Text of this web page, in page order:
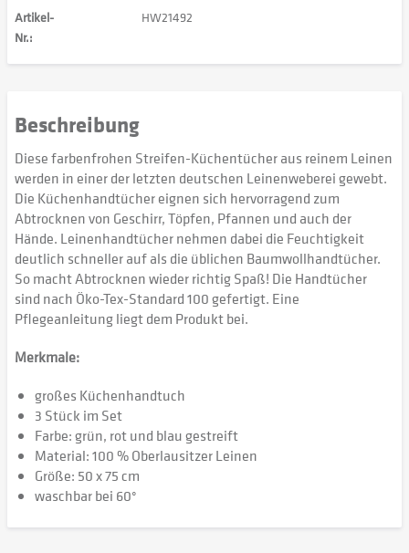
Artikel-
Nr.:
HW21492
Beschreibung
Diese farbenfrohen Streifen-Küchentücher aus reinem Leinen
werden in einer der letzten deutschen Leinenweberei gewebt.
Die Küchenhandtücher eignen sich hervorragend zum
Abtrocknen von Geschirr, Töpfen, Pfannen und auch der
Hände. Leinenhandtücher nehmen dabei die Feuchtigkeit
deutlich schneller auf als die üblichen Baumwollhandtücher.
So macht Abtrocknen wieder richtig Spaß! Die Handtücher
sind nach Öko-Tex-Standard 100 gefertigt. Eine
Pflegeanleitung liegt dem Produkt bei.
Merkmale:
großes Küchenhandtuch
3 Stück im Set
Farbe: grün, rot und blau gestreift
Material: 100 % Oberlausitzer Leinen
Größe: 50 x 75 cm
waschbar bei 60°